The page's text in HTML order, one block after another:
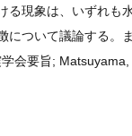
る現象は、いずれも
について議論する。
学会要旨;